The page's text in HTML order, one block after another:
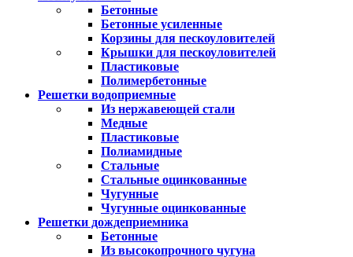
Бетонные
Бетонные усиленные
Корзины для пескоуловителей
Крышки для пескоуловителей
Пластиковые
Полимербетонные
Решетки водоприемные
Из нержавеющей стали
Медные
Пластиковые
Полиамидные
Стальные
Стальные оцинкованные
Чугунные
Чугунные оцинкованные
Решетки дождеприемника
Бетонные
Из высокопрочного чугуна